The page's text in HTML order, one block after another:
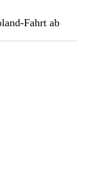
Fahrt ab